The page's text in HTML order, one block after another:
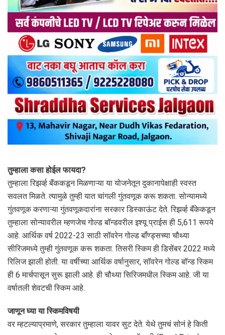
तुम्हाला कसा होईल फायदा?
तुम्हाला रिझर्व्ह बॅंककडून मिळणाऱ्या या योजनेतून दुकानापेक्षाही स्वस्त
सवलत मिळते. त्यामुळे तुम्ही यात चांगली गुंतवणूक करू शकता. सोन्यामध्ये
गुंतवणूक करणाऱ्या गुंतवणूकदारांना सरकार डिस्काऊंट देते. रिझर्व्ह बॅंकेकडून
तुम्हाला सोन्यावरील म्हणजेच गोल्ड बॉन्डवरील इश्यू प्राईस ही 5,611 रूपये
आहे. आर्थिक वर्ष 2022-23 साठी सॉवरेन गोल्ड बॉंण्ड्सच्या चौथ्या
सीरिजमध्ये तुम्ही गुंतवणूक करू शकता. तिसरी स्किम ही डिसेंबर 2022 मध्ये
रिलिज झाली होती. या वर्षीच्या आर्थिक वर्षानुसार, सॉवरेन गोल्ड बॉन्ड स्किम
ही 6 मार्चपासून सुरू झाली आहे. ही चौथ्या सिरिजमधील स्किम आहे. जी या
वर्षातली शेवटची स्किम आहे.
जाणून घ्या या स्किमविषयी
वर म्हटल्याप्रमाणे, सरकार तुम्हाला यावर सुट देते. येथे तुमचं सोनं हे किती